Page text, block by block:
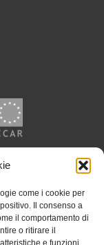
come i cookie per
Il consenso a
il comportamento di
o ritirare il
e funzioni.